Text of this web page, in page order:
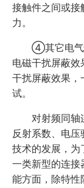
接触件之间或接
力。
④其它电气
电磁干扰屏蔽
干扰屏蔽效果
试。
对射频同轴
反射系数、电
技术的发展，为
一类新型的连接
能方面，除特性